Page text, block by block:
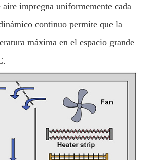
impregna uniformemente cada
continuo permite que la
máxima en el espacio grande